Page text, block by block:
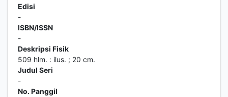
Edisi
-
ISBN/ISSN
-
Deskripsi Fisik
509 hlm. : ilus. ; 20 cm.
Judul Seri
-
No. Panggil